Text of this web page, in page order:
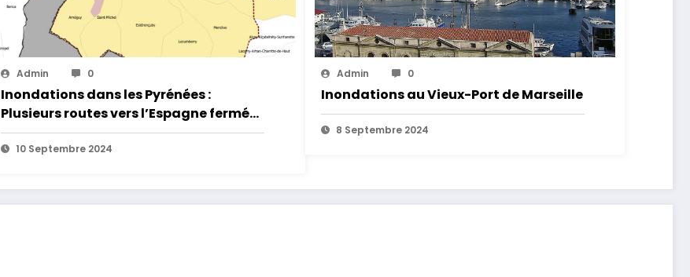
Admin 0
Inondations dans les Pyrénées :
Plusieurs routes vers l’Espagne fermées
jusqu’à nouvel ordre
10 Septembre 2024
Admin 0
Inondations au Vieux-Port de Marseille
8 Septembre 2024